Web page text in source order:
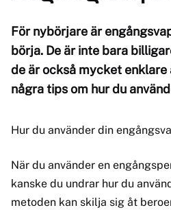
För nybörjare är
börja. De är inte bara
de är också mycket enklare
några tips om hur du
Hur du använder din
När du använder en
kanske du undrar hur du
metoden kan skilja sig åt